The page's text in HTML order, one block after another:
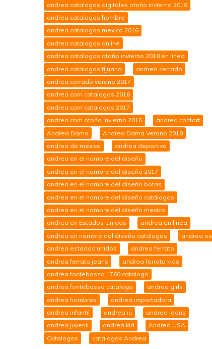
andrea catalogos digitales otoño invierno 2018
andrea catalogos hombre
andrea catalogos mexico 2016
andrea catalogos online
andrea catalogos otoño invierno 2018 en linea
andrea catalogos tijuana
andrea cerrado
andrea cerrado verano 2017
andrea com catalogos 2016
andrea com catalogos 2017
andrea com otoño invierno 2016
andrea confort
Andrea Dama
Andrea Dama Verano 2018
andrea de mexico
andrea deportivo
andrea en el nombre del diseño
andrea en el nombre del diseño 2017
andrea en el nombre del diseño botas
andrea en el nombre del diseño catálogos
andrea en el nombre del diseño mexico
andrea en Estados Unidos
andrea en linea
andrea en nombre del diseño catalogos
andrea es
andrea estados unidos
andrea ferrato
andrea ferrato jeans
andrea ferrato kids
andrea fontebasso 1760 catalogo
andrea fontebasso catalogo
andrea girls
andrea hombres
andrea importadora
andrea infantil
andrea iu
andrea jeans
andrea juvenil
andrea kid
Andrea USA
Catalogos
catalogos Andrea